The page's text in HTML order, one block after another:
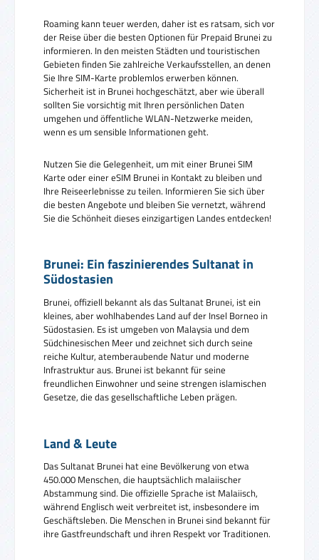
Roaming kann teuer werden, daher ist es ratsam, sich vor
der Reise über die besten Optionen für Prepaid Brunei zu
informieren. In den meisten Städten und touristischen
Gebieten finden Sie zahlreiche Verkaufsstellen, an denen
Sie Ihre SIM-Karte problemlos erwerben können.
Sicherheit ist in Brunei hochgeschätzt, aber wie überall
sollten Sie vorsichtig mit Ihren persönlichen Daten
umgehen und öffentliche WLAN-Netzwerke meiden,
wenn es um sensible Informationen geht.
Nutzen Sie die Gelegenheit, um mit einer Brunei SIM
Karte oder einer eSIM Brunei in Kontakt zu bleiben und
Ihre Reiseerlebnisse zu teilen. Informieren Sie sich über
die besten Angebote und bleiben Sie vernetzt, während
Sie die Schönheit dieses einzigartigen Landes entdecken!
Brunei: Ein faszinierendes Sultanat in
Südostasien
Brunei, offiziell bekannt als das Sultanat Brunei, ist ein
kleines, aber wohlhabendes Land auf der Insel Borneo in
Südostasien. Es ist umgeben von Malaysia und dem
Südchinesischen Meer und zeichnet sich durch seine
reiche Kultur, atemberaubende Natur und moderne
Infrastruktur aus. Brunei ist bekannt für seine
freundlichen Einwohner und seine strengen islamischen
Gesetze, die das gesellschaftliche Leben prägen.
Land & Leute
Das Sultanat Brunei hat eine Bevölkerung von etwa
450.000 Menschen, die hauptsächlich malaiischer
Abstammung sind. Die offizielle Sprache ist Malaiisch,
während Englisch weit verbreitet ist, insbesondere im
Geschäftsleben. Die Menschen in Brunei sind bekannt für
ihre Gastfreundschaft und ihren Respekt vor Traditionen.